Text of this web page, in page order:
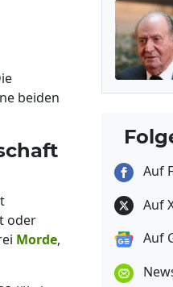
beiden
oder
Morde,
Auf
Auf
Auf